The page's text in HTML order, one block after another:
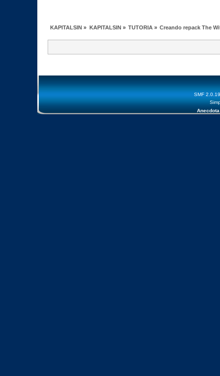
KAPITALSIN » KAPITALSIN» TUTORIA» Creando repack The
SMF 2.0.19
Anecdota